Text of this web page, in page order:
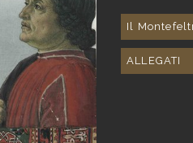
Il
ALLEGATI